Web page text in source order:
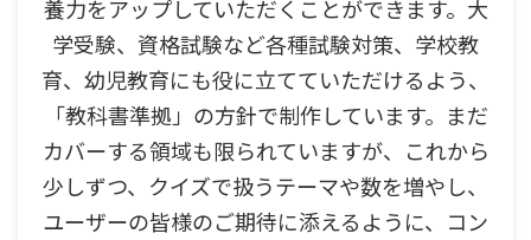
養力をアップしていただくことができます。大
学受験、資格試験など各種試験対策、学校教
育、幼児教育にも役に立てていただけるよう、
「教科書準拠」の方針で制作しています。まだ
カバーする領域も限られていますが、これから
少しずつ、クイズで扱うテーマや数を増やし、
ユーザーの皆様のご期待に添えるように、コン